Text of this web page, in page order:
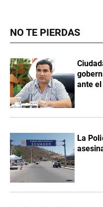
NO TE PIERDAS
ante
La